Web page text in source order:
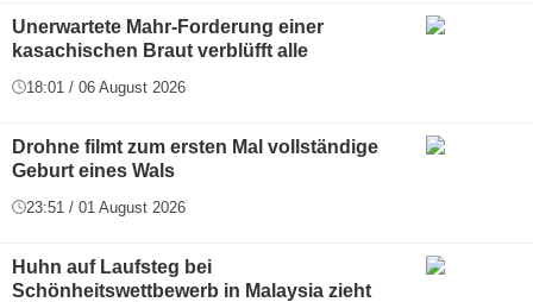
Unerwartete Mahr-Forderung einer
kasachischen Braut verblüfft alle
18:01 / 06 August 2026
Drohne filmt zum ersten Mal vollständige
Geburt eines Wals
23:51 / 01 August 2026
Huhn auf Laufsteg bei
Schönheitswettbewerb in Malaysia zieht